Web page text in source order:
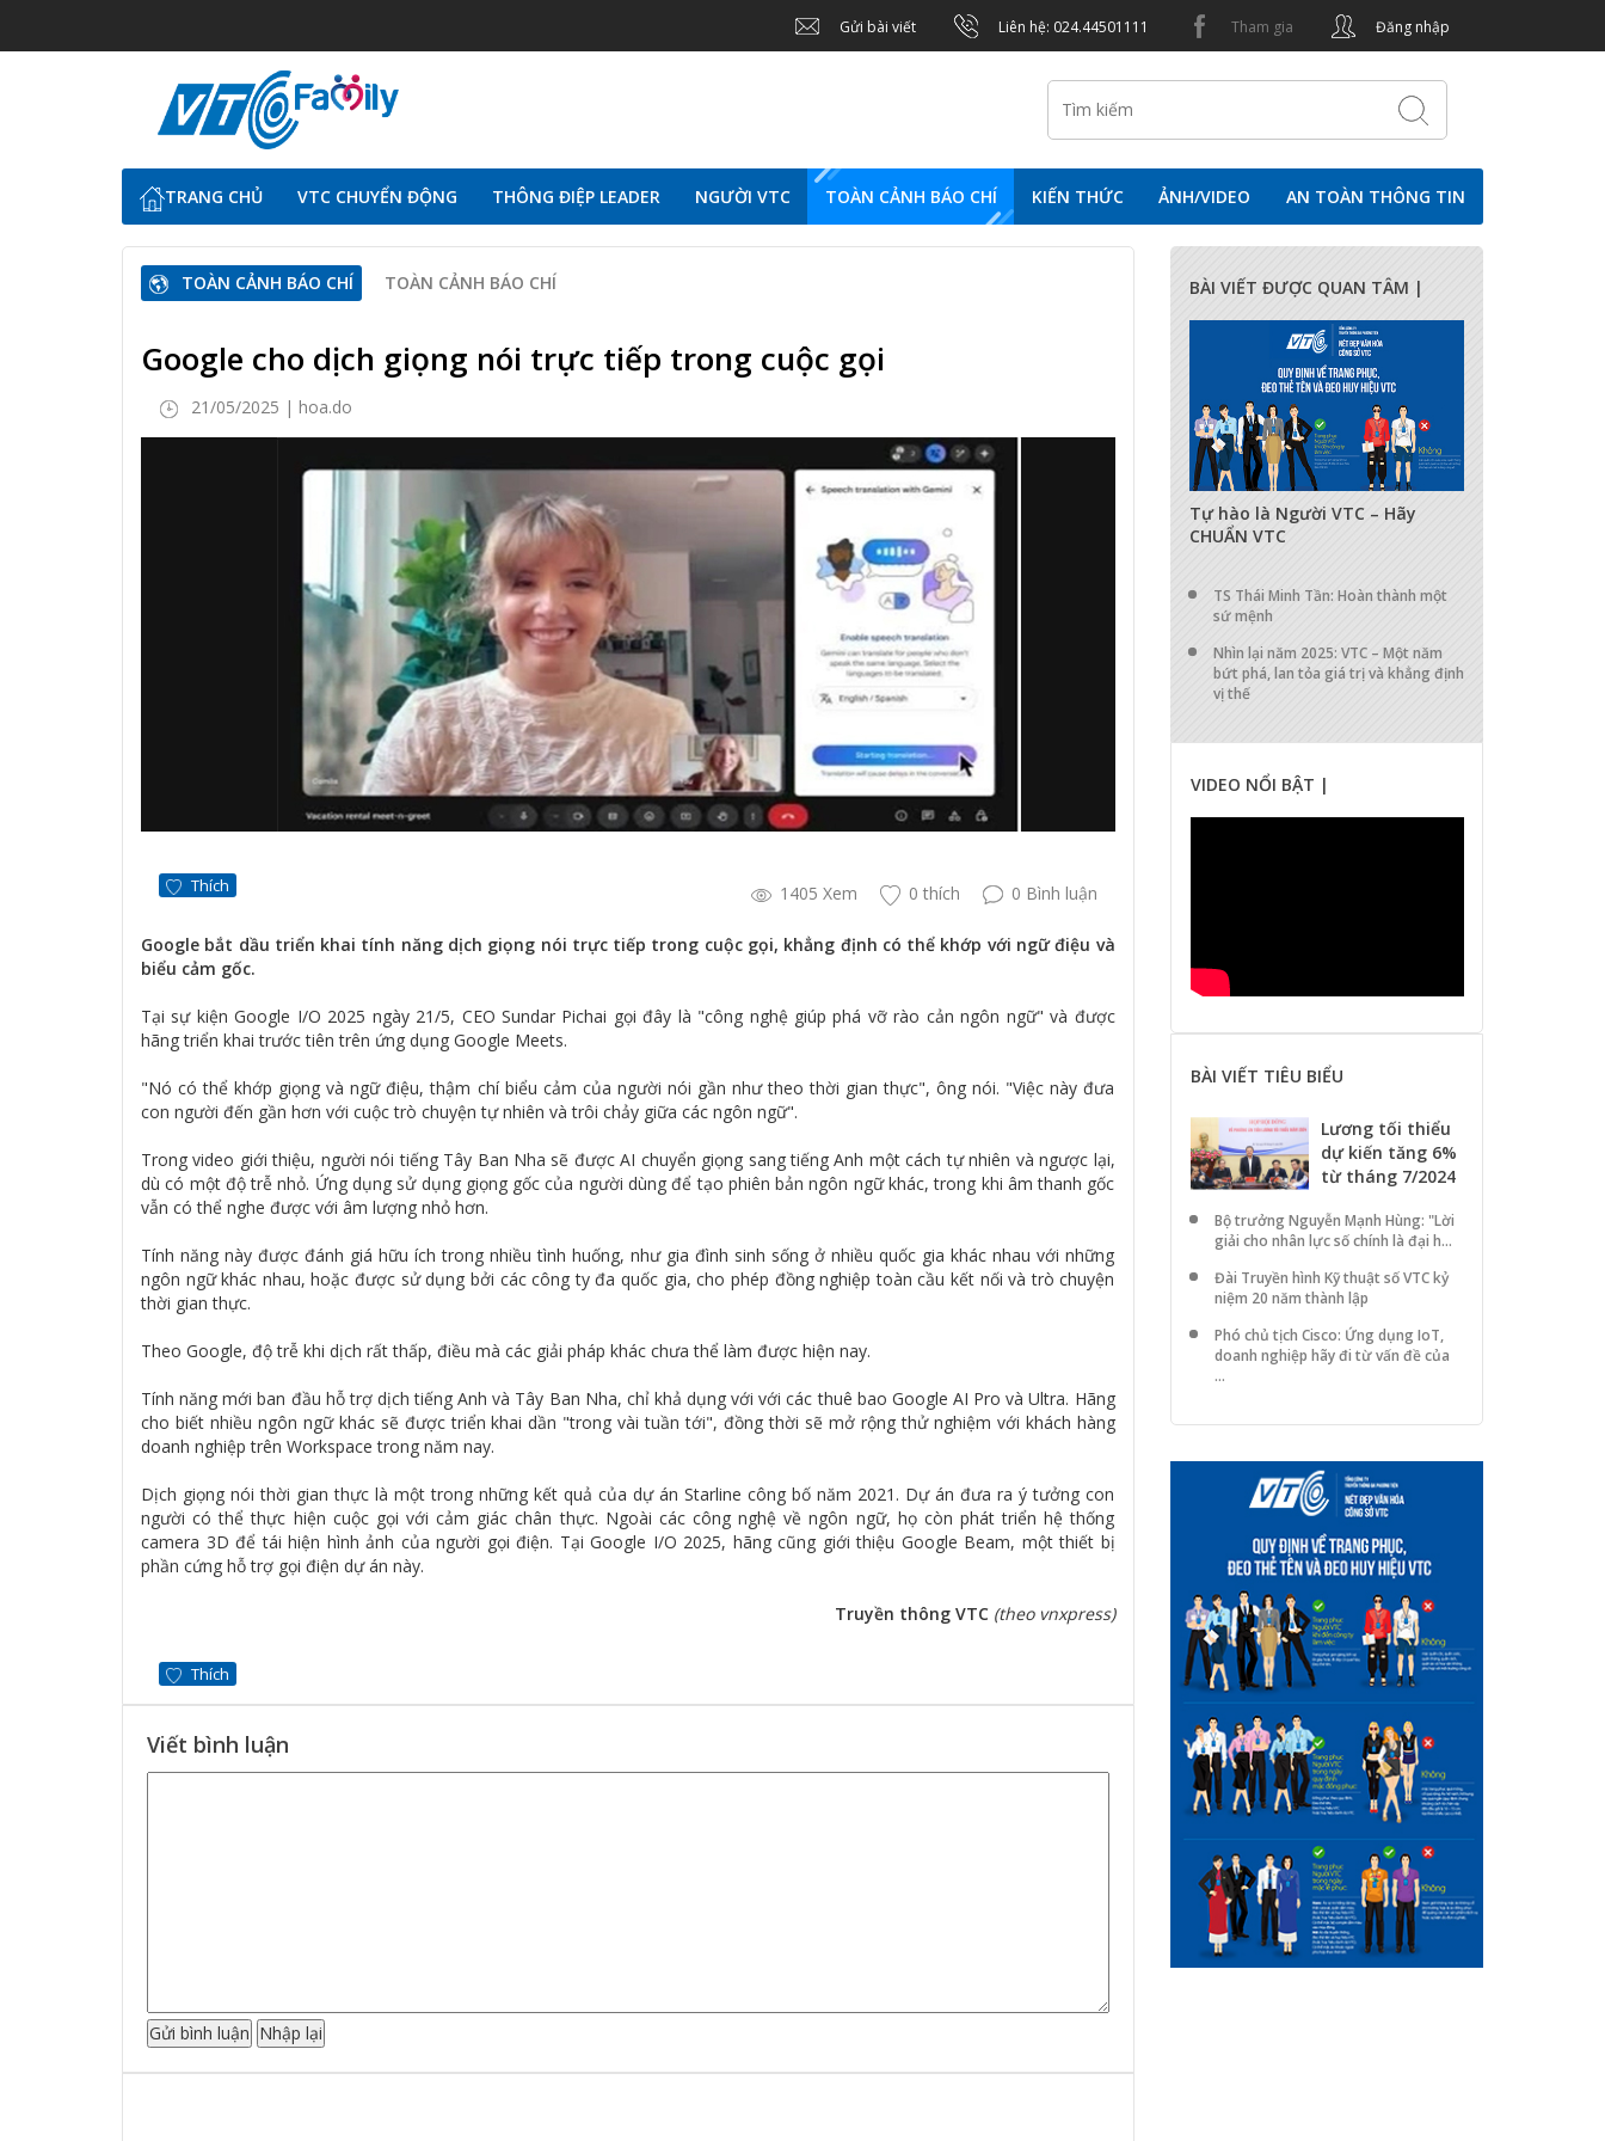
Gửi bài viết Liên hệ: 024.44501111 Tham gia Đăng nhập
TRANG CHỦ VTC CHUYỂN ĐỘNG THÔNG ĐIỆP LEADER NGƯỜI VTC TOÀN CẢNH BÁO CHÍ KIẾN THỨC ẢNH/VIDEO AN TOÀN THÔNG TIN
TOÀN CẢNH BÁO CHÍ TOÀN CẢNH BÁO CHÍ
Google cho dịch giọng nói trực tiếp trong cuộc gọi
21/05/2025 | hoa.do
Thích 1405 Xem 0 thích 0 Bình luận
Google bắt dầu triển khai tính năng dịch giọng nói trực tiếp trong cuộc gọi, khẳng định có thể khớp với ngữ điệu và
biểu cảm gốc.
Tại sự kiện Google I/O 2025 ngày 21/5, CEO Sundar Pichai gọi đây là "công nghệ giúp phá vỡ rào cản ngôn ngữ" và được
hãng triển khai trước tiên trên ứng dụng Google Meets.
"Nó có thể khớp giọng và ngữ điệu, thậm chí biểu cảm của người nói gần như theo thời gian thực", ông nói. "Việc này đưa
con người đến gần hơn với cuộc trò chuyện tự nhiên và trôi chảy giữa các ngôn ngữ".
Trong video giới thiệu, người nói tiếng Tây Ban Nha sẽ được AI chuyển giọng sang tiếng Anh một cách tự nhiên và ngược lại,
dù có một độ trễ nhỏ. Ứng dụng sử dụng giọng gốc của người dùng để tạo phiên bản ngôn ngữ khác, trong khi âm thanh gốc
vẫn có thể nghe được với âm lượng nhỏ hơn.
Tính năng này được đánh giá hữu ích trong nhiều tình huống, như gia đình sinh sống ở nhiều quốc gia khác nhau với những
ngôn ngữ khác nhau, hoặc được sử dụng bởi các công ty đa quốc gia, cho phép đồng nghiệp toàn cầu kết nối và trò chuyện
thời gian thực.
Theo Google, độ trễ khi dịch rất thấp, điều mà các giải pháp khác chưa thể làm được hiện nay.
Tính năng mới ban đầu hỗ trợ dịch tiếng Anh và Tây Ban Nha, chỉ khả dụng với với các thuê bao Google AI Pro và Ultra. Hãng
cho biết nhiều ngôn ngữ khác sẽ được triển khai dần "trong vài tuần tới", đồng thời sẽ mở rộng thử nghiệm với khách hàng
doanh nghiệp trên Workspace trong năm nay.
Dịch giọng nói thời gian thực là một trong những kết quả của dự án Starline công bố năm 2021. Dự án đưa ra ý tưởng con
người có thể thực hiện cuộc gọi với cảm giác chân thực. Ngoài các công nghệ về ngôn ngữ, họ còn phát triển hệ thống
camera 3D để tái hiện hình ảnh của người gọi điện. Tại Google I/O 2025, hãng cũng giới thiệu Google Beam, một thiết bị
phần cứng hỗ trợ gọi điện dự án này.
Truyền thông VTC(theo vnxpress)
Thích
Viết bình luận
BÀI VIẾT ĐƯỢC QUAN TÂM |
Tự hào là Người VTC – Hãy
CHUẨN VTC
TS Thái Minh Tần: Hoàn thành một
sứ mệnh
Nhìn lại năm 2025: VTC – Một năm
bứt phá, lan tỏa giá trị và khẳng định
vị thế
VIDEO NỔI BẬT |
BÀI VIẾT TIÊU BIỂU
Lương tối thiểu
dự kiến tăng 6%
từ tháng 7/2024
Bộ trưởng Nguyễn Mạnh Hùng: "Lời
giải cho nhân lực số chính là đại h...
Đài Truyền hình Kỹ thuật số VTC kỷ
niệm 20 năm thành lập
Phó chủ tịch Cisco: Ứng dụng IoT,
doanh nghiệp hãy đi từ vấn đề của
...